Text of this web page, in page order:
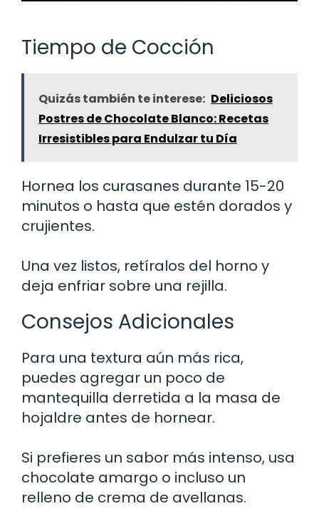
Tiempo de Cocción
Quizás también te interese: Deliciosos
Postres de Chocolate Blanco: Recetas
Irresistibles para Endulzar tu Día
Hornea los curasanes durante 15-20
minutos o hasta que estén dorados y
crujientes.
Una vez listos, retíralos del horno y
deja enfriar sobre una rejilla.
Consejos Adicionales
Para una textura aún más rica,
puedes agregar un poco de
mantequilla derretida a la masa de
hojaldre antes de hornear.
Si prefieres un sabor más intenso, usa
chocolate amargo o incluso un
relleno de crema de avellanas.